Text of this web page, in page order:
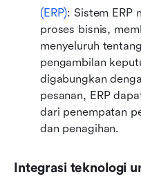
(ERP): Sistem ERP
proses bisnis,
menyeluruh
pengambilan
digabungkan
pesanan, ERP
dari penempatan
dan penagihan.
Integrasi teknologi